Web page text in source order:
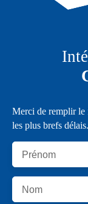
Merci de remplir le
les plus brefs délais.
Prénom
Nom